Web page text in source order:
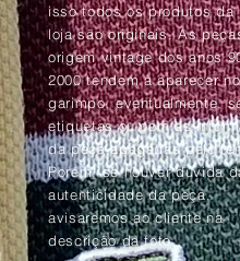
isso todos os produtos da
loja são originais. As
origem vintage dos anos
2000 tendem à aparecer no
garimpo, eventualmente,
etiquetas ou com as
da peça apagadas pelo
Porém, se houver dúvida
autenticidade da peça,
avisaremos ao cliente na
descrição da foto.